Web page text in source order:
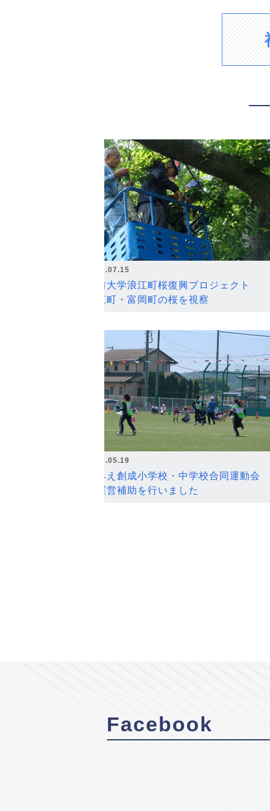
2026.07.15
弘前大学浪江町桜復興プロジェクト
浪江町・富岡町の桜を視察
2026.05.19
なみえ創成小学校・中学校合同運動会
の運営補助を行いました
Facebook